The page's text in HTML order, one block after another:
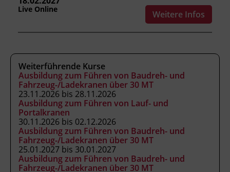
Leitung
Ausweis
Abschlussinformation
Abschlussprüfung. Bei positivem Ergebnis
stellt der Kursveranstalter einen Ausweis aus,
der die geprüfte Fähigkeit zur Regelung des
Verkehrs bestätigt.
Live Online Weitere Infos
Weiterführende Kurse
Ausbildung zum Führen von Baudreh- und
Fahrzeug-/Ladekranen über 30 MT
23.11.2026 bis 28.11.2026
Ausbildung zum Führen von Lauf- und
Portalkranen
30.11.2026 bis 02.12.2026
Ausbildung zum Führen von Baudreh- und
Fahrzeug-/Ladekranen über 30 MT
25.01.2027 bis 30.01.2027
Ausbildung zum Führen von Baudreh- und
Fahrzeug-/Ladekranen über 30 MT